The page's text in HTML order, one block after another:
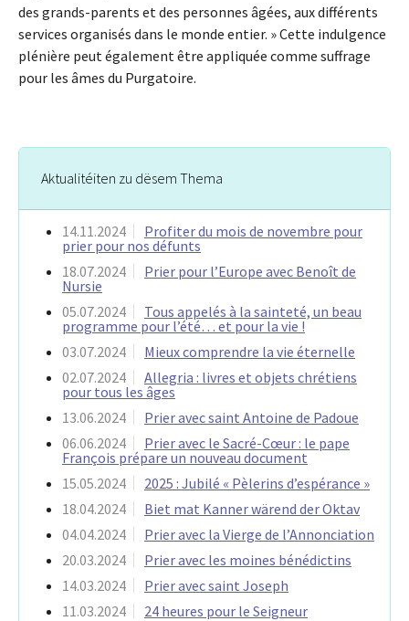
des grands-parents et des personnes âgées, aux différents
services organisés dans le monde entier. » Cette indulgence
plénière peut également être appliquée comme suffrage
pour les âmes du Purgatoire.
Aktualitéiten zu dësem Thema
14.11.2024
Profiter du mois de novembre pour
prier pour nos défunts
18.07.2024
Prier pour l’Europe avec Benoît de
Nursie
05.07.2024
Tous appelés à la sainteté, un beau
programme pour l’été… et pour la vie !
03.07.2024
Mieux comprendre la vie éternelle
02.07.2024
Allegria : livres et objets chrétiens
pour tous les âges
13.06.2024
Prier avec saint Antoine de Padoue
06.06.2024
Prier avec le Sacré-Cœur : le pape
François prépare un nouveau document
15.05.2024
2025 : Jubilé « Pèlerins d’espérance »
18.04.2024
Biet mat Kanner wärend der Oktav
04.04.2024
Prier avec la Vierge de l’Annonciation
20.03.2024
Prier avec les moines bénédictins
14.03.2024
Prier avec saint Joseph
11.03.2024
24 heures pour le Seigneur